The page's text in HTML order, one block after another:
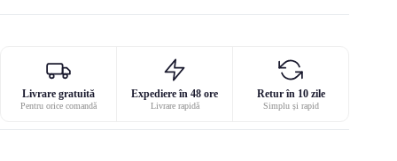
Livrare gratuită
Pentru orice comandă
Expediere în 48 ore
Livrare rapidă
Retur în 10 zile
Simplu și rapid